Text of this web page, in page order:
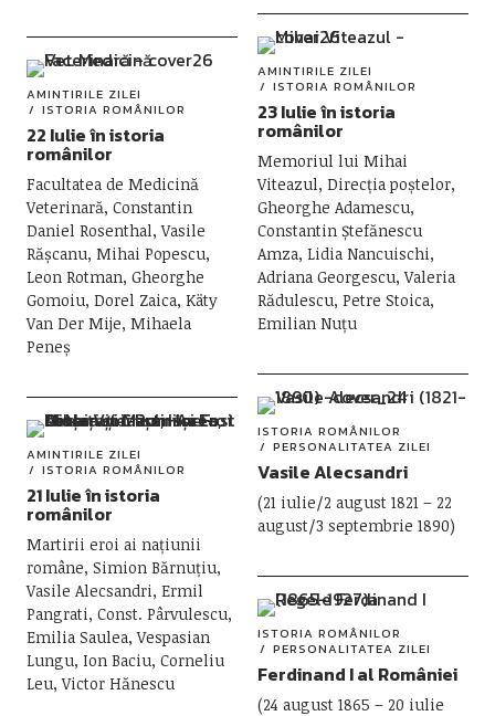
AMINTIRILE ZILEI
ISTORIA ROMÂNILOR
23 Iulie în istoria
românilor
Memoriul lui Mihai
Viteazul, Direcția poștelor,
Gheorghe Adamescu,
Constantin Ștefănescu
Amza, Lidia Nancuischi,
Adriana Georgescu, Valeria
Rădulescu, Petre Stoica,
Emilian Nuțu
AMINTIRILE ZILEI
ISTORIA ROMÂNILOR
22 Iulie în istoria
românilor
Facultatea de Medicină
Veterinară, Constantin
Daniel Rosenthal, Vasile
Rășcanu, Mihai Popescu,
Leon Rotman, Gheorghe
Gomoiu, Dorel Zaica, Käty
Van Der Mije, Mihaela
Peneș
ISTORIA ROMÂNILOR
PERSONALITATEA ZILEI
Vasile Alecsandri
(21 iulie/2 august 1821 – 22
august/3 septembrie 1890)
AMINTIRILE ZILEI
ISTORIA ROMÂNILOR
21 Iulie în istoria
românilor
Martirii eroi ai națiunii
române, Simion Bărnuțiu,
Vasile Alecsandri, Ermil
Pangrati, Const. Pârvulescu,
Emilia Saulea, Vespasian
Lungu, Ion Baciu, Corneliu
Leu, Victor Hănescu
ISTORIA ROMÂNILOR
PERSONALITATEA ZILEI
Ferdinand I al României
(24 august 1865 – 20 iulie